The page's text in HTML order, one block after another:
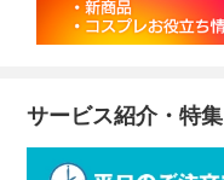
サービス紹介・特集